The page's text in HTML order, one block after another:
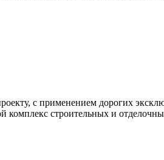
с применением дорогих
комплекс строительных и